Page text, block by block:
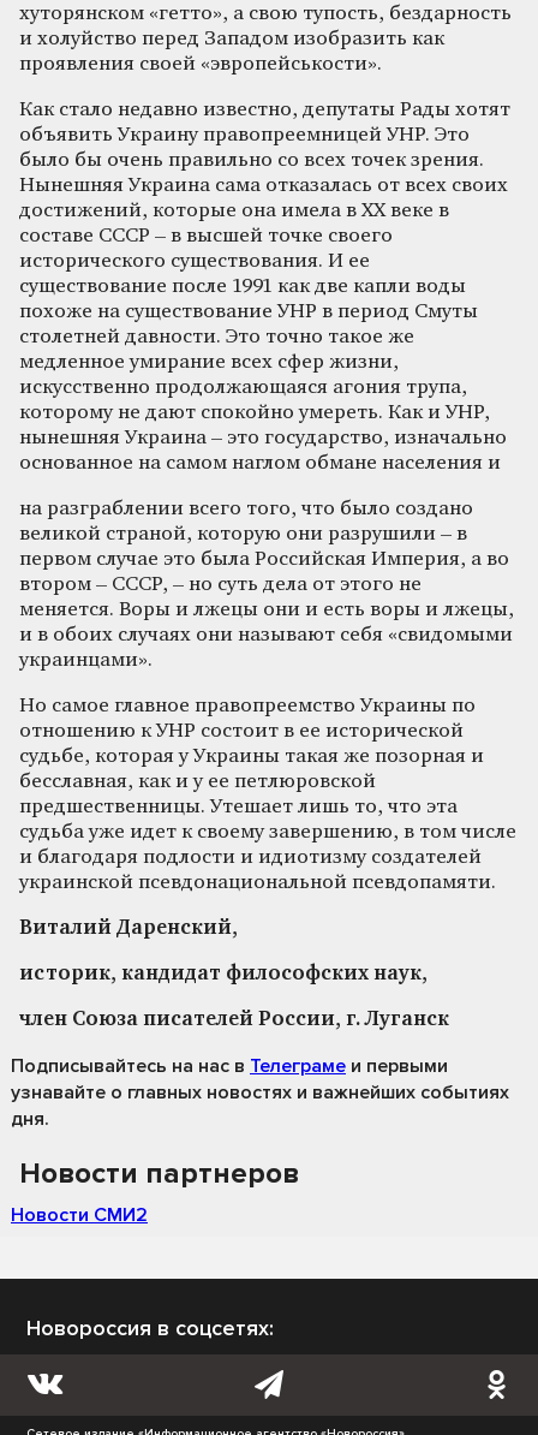
хуторянском «гетто», а свою тупость, бездарность
и холуйство перед Западом изобразить как
проявления своей «эвропейськости».
Как стало недавно известно, депутаты Рады хотят
объявить Украину правопреемницей УНР. Это
было бы очень правильно со всех точек зрения.
Нынешняя Украина сама отказалась от всех своих
достижений, которые она имела в ХХ веке в
составе СССР – в высшей точке своего
исторического существования. И ее
существование после 1991 как две капли воды
похоже на существование УНР в период Смуты
столетней давности. Это точно такое же
медленное умирание всех сфер жизни,
искусственно продолжающаяся агония трупа,
которому не дают спокойно умереть. Как и УНР,
нынешняя Украина – это государство, изначально
основанное на самом наглом обмане населения и
на разграблении всего того, что было создано
великой страной, которую они разрушили – в
первом случае это была Российская Империя, а во
втором – СССР, – но суть дела от этого не
меняется. Воры и лжецы они и есть воры и лжецы,
и в обоих случаях они называют себя «свидомыми
украинцами».
Но самое главное правопреемство Украины по
отношению к УНР состоит в ее исторической
судьбе, которая у Украины такая же позорная и
бесславная, как и у ее петлюровской
предшественницы. Утешает лишь то, что эта
судьба уже идет к своему завершению, в том числе
и благодаря подлости и идиотизму создателей
украинской псевдонациональной псевдопамяти.
Виталий Даренский,
историк, кандидат философских наук,
член Союза писателей России, г. Луганск
Подписывайтесь на нас в Телеграме и первыми
узнавайте о главных новостях и важнейших событиях
дня.
Новости партнеров
Новости СМИ2
Новороссия в соцсетях: